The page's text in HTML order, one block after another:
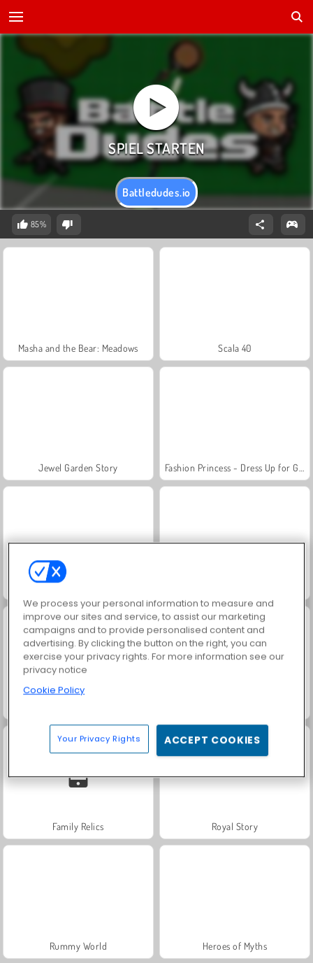
Battledudes.io
85%
Masha and the Bear: Meadows Scala 40
Jewel Garden Story
Farm Merge Valley
Family Relics Royal Story
Rummy World Heroes of Myths
We process your personal information to measure and
improve our sites and service, to assist our marketing
campaigns and to provide personalised content and
advertising. By clicking the button on the right, you can
exercise your privacy rights. For more information see our
privacy notice
Cookie Policy
Your Privacy Rights ACCEPT COOKIES